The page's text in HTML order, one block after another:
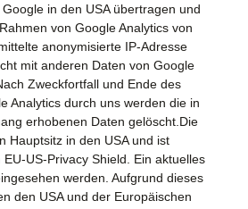
in den USA übertragen und
von Google Analytics von
anonymisierte IP-Adresse
mit anderen Daten von Google
Zweckfortfall und Ende des
Analytics durch uns werden die in
erhobenen Daten gelöscht.Die
Hauptsitz in den USA und ist
US-Privacy Shield. Ein aktuelles
werden. Aufgrund dieses
den USA und der Europäischen